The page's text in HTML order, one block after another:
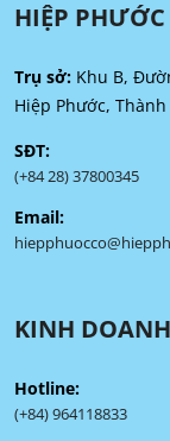
HIỆP PHƯỚC
Trụ sở: Khu B,
Hiệp Phước,
SĐT:
(+84 28) 37800345
Email:
KINH DOANH
Hotline:
(+84) 964118833